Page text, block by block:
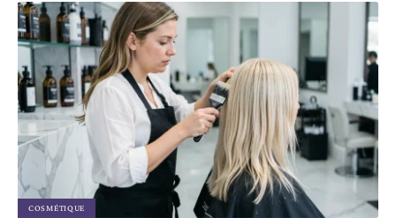
COSMÉTIQUE